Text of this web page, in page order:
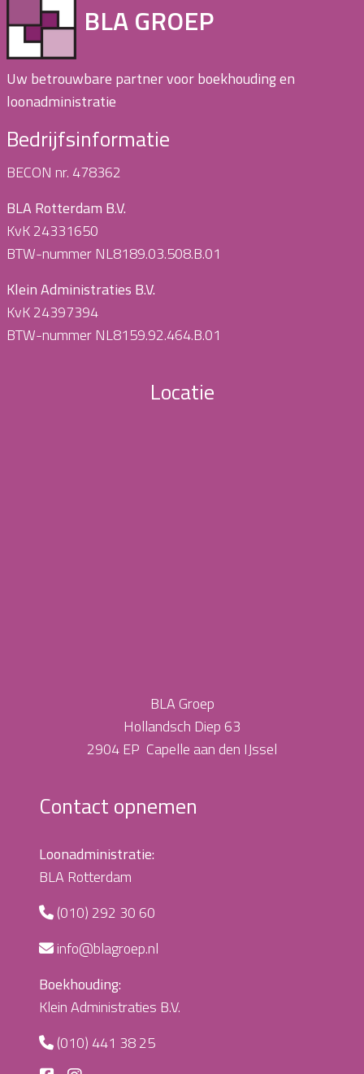
BLA GROEP
Uw betrouwbare partner voor boekhouding en
loonadministratie
Bedrijfsinformatie
BECON nr. 478362
BLA Rotterdam B.V.
KvK 24331650
BTW-nummer NL8189.03.508.B.01
Klein Administraties B.V.
KvK 24397394
BTW-nummer NL8159.92.464.B.01
Locatie
BLA Groep
Hollandsch Diep 63
2904 EP Capelle aan den IJssel
Contact opnemen
Loonadministratie:
BLA Rotterdam
(010) 292 30 60
info@blagroep.nl
Boekhouding:
Klein Administraties B.V.
(010) 441 38 25